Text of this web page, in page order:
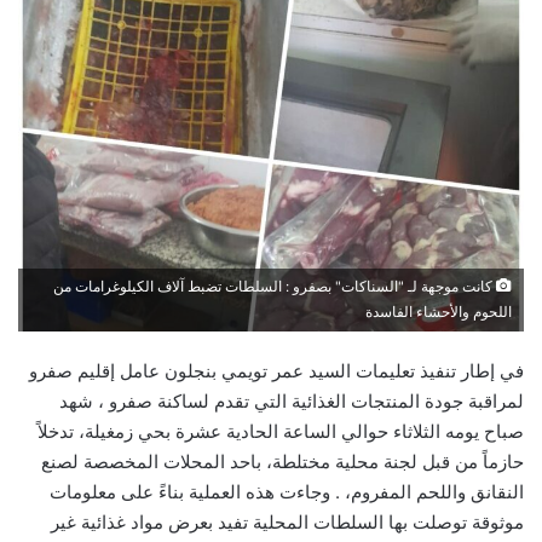
كانت موجهة لـ "السناكات" بصفرو : السلطات تضبط آلاف الكيلوغرامات من
اللحوم والأحشاء الفاسدة
في إطار تنفيذ تعليمات السيد عمر تويمي بنجلون عامل إقليم صفرو
لمراقبة جودة المنتجات الغذائية التي تقدم لساكنة صفرو ، شهد
صباح يومه الثلاثاء حوالي الساعة الحادية عشرة بحي زمغيلة، تدخلاً
حازماً من قبل لجنة محلية مختلطة، باحد المحلات المخصصة لصنع
النقانق واللحم المفروم، . وجاءت هذه العملية بناءً على معلومات
موثوقة توصلت بها السلطات المحلية تفيد بعرض مواد غذائية غير